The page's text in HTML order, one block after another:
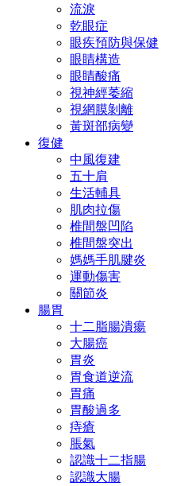
流淚
乾眼症
眼疾預防與保健
眼睛構造
眼睛酸痛
視神經萎縮
視網膜剝離
黃斑部病變
復健
中風復建
五十肩
生活輔具
肌肉拉傷
椎間盤凹陷
椎間盤突出
媽媽手肌腱炎
運動傷害
關節炎
腸胃
十二脂腸潰瘍
大腸癌
胃炎
胃食道逆流
胃痛
胃酸過多
痔瘡
脹氣
認識十二指腸
認識大腸